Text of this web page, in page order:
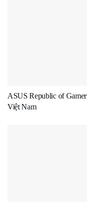
ASUS Republic of
Việt Nam